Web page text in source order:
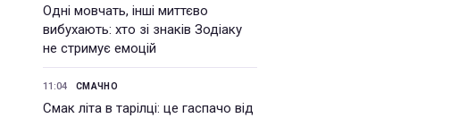
Одні мовчать, інші миттєво
вибухають: хто зі знаків Зодіаку
не стримує емоцій
11:04 СМАЧНО
Смак літа в тарілці: це гаспачо від